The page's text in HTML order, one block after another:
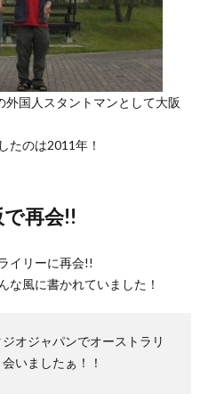
外国人スタントマンとして大阪
たのは2011年！
再会!!
イリーに再会!!
な風に書かれていました！
オジャパンでオーストラリ
いましたぁ！！